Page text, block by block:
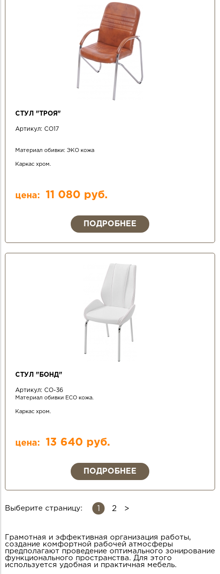
СТУЛ "ТРОЯ"
Артикул: СО17
Материал обивки: ЭКО кожа
Каркас хром.
цена: 11 080 руб.
ПОДРОБНЕЕ
СТУЛ "БОНД"
Артикул: СО-36
Материал обивки ЕСО кожа.
Каркас хром.
цена: 13 640 руб.
ПОДРОБНЕЕ
Выберите страницу:
СТРАНИЦЫ
1 2
Грамотная и эффективная организация работы,
создание комфортной рабочей атмосферы
предполагают проведение оптимального зонирование
функционального пространства. Для этого
используется удобная и практичная мебель.